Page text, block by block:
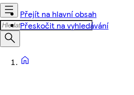
Přejít na hlavní obsah
Přeskočit na vyhledávání